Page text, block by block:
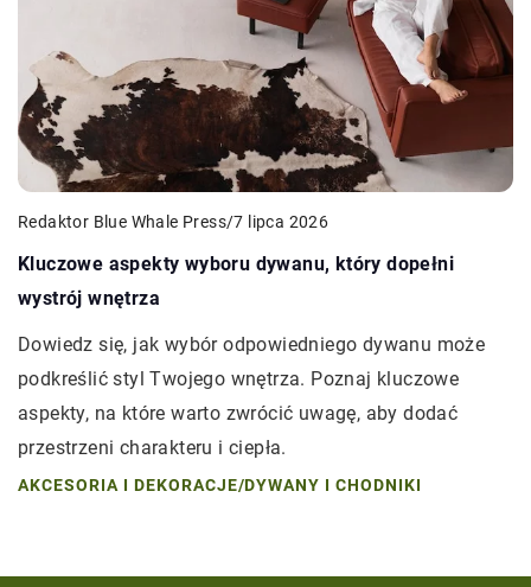
Redaktor Blue Whale Press/7 lipca 2026
Kluczowe aspekty wyboru dywanu, który dopełni
wystrój wnętrza
Dowiedz się, jak wybór odpowiedniego dywanu może
podkreślić styl Twojego wnętrza. Poznaj kluczowe
aspekty, na które warto zwrócić uwagę, aby dodać
przestrzeni charakteru i ciepła.
AKCESORIA I DEKORACJE/DYWANY I CHODNIKI